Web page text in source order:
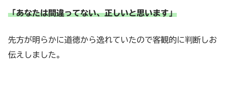
「あなたは間違ってない、正しいと思います」
先方が明らかに道徳から逸れていたので客観的に判断しお
伝えしました。